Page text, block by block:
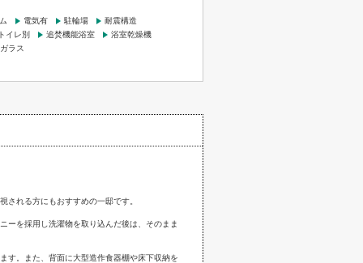
電気有 駐輪場
耐震構造
イレ別
追焚機能浴室
浴室乾燥機
ラス
される方にもおすすめの一邸です。
ーを採用し洗濯物を取り込んだ後は、そのまま
す。また、背面に大型造作食器棚や床下収納を